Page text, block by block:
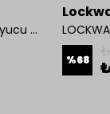
LOCKWAY Parmak İzi ve kart Okuyucu Kontrol Paneli
%68